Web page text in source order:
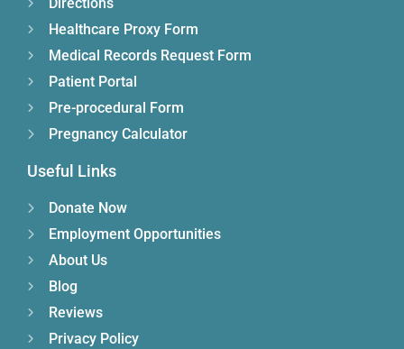
Directions
Healthcare Proxy Form
Medical Records Request Form
Patient Portal
Pre-procedural Form
Pregnancy Calculator
Useful Links
Donate Now
Employment Opportunities
About Us
Blog
Reviews
Privacy Policy